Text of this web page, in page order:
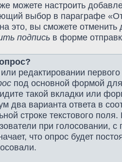
можете настроить
выбор в параграфе
это, вы сможете
подпись в форме
редактировании
под основной формой
такой вкладки или
два варианта ответа в
строке текстового
при голосовании,
что опрос будет